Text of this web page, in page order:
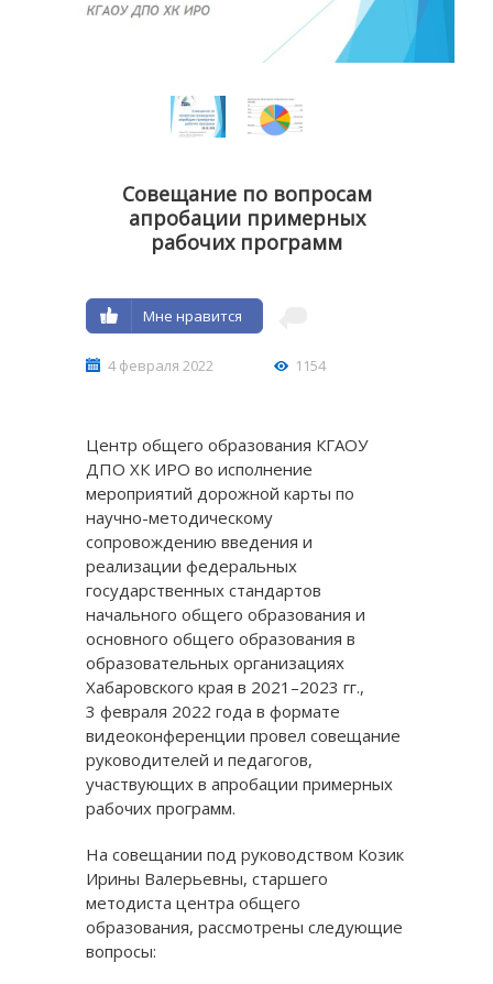
Совещание по вопросам
апробации примерных
рабочих программ
Мне нравится
4 февраля 2022 1154
Центр общего образования КГАОУ
ДПО ХК ИРО во исполнение
мероприятий дорожной карты по
научно-методическому
сопровождению введения и
реализации федеральных
государственных стандартов
начального общего образования и
основного общего образования в
образовательных организациях
Хабаровского края в 2021–2023 гг.,
3 февраля 2022 года в формате
видеоконференции провел совещание
руководителей и педагогов,
участвующих в апробации примерных
рабочих программ.
На совещании под руководством Козик
Ирины Валерьевны, старшего
методиста центра общего
образования, рассмотрены следующие
вопросы: